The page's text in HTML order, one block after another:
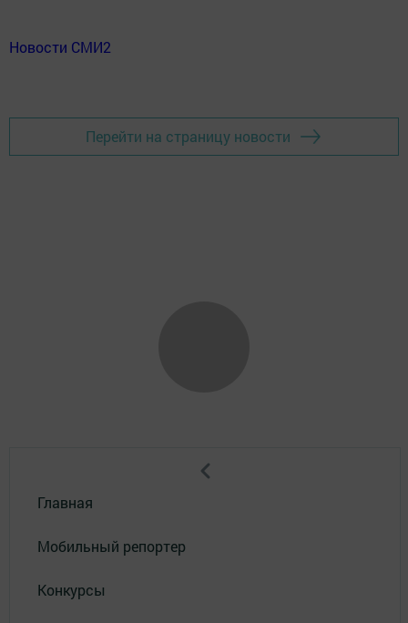
Новости СМИ2
Перейти на страницу новости
Главная
Мобильный репортер
Конкурсы